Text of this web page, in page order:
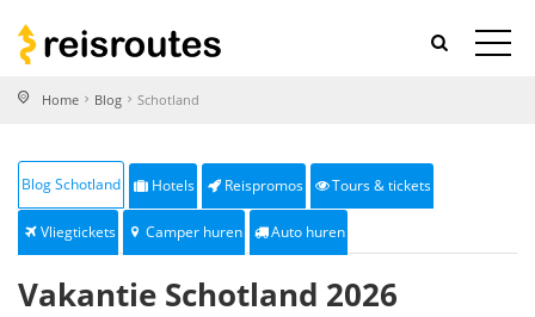
Home Blog Schotland
Blog Schotland Hotels Reispromos Tours & tickets
Vliegtickets Camper huren Auto huren
Vakantie Schotland 2026